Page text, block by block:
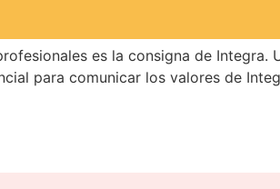
es la consigna de
para comunicar los valores de